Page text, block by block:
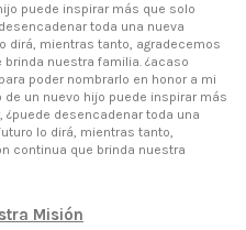
puede inspirar más que solo
toda una nueva
dirá, mientras tanto, agradecemos
nuestra familia. ¿acaso
poder nombrarlo en honor a mi
un nuevo hijo puede inspirar más
desencadenar toda una
lo dirá, mientras tanto,
continua que brinda nuestra
Misión